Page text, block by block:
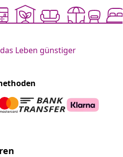
Leben günstiger